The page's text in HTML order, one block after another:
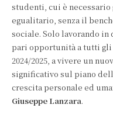
studenti, cui è necessario
egualitario, senza il
sociale. Solo lavorando
pari opportunità a tutti gli
2024/2025, a vivere un
significativo sul piano
crescita personale ed
Giuseppe Lanzara.